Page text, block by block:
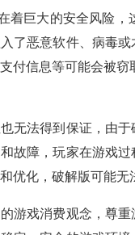
着巨大的安全风险
了恶意软件、病毒
付信息等可能会被
无法得到保证，由
故障，玩家在游戏
优化，破解版可能
游戏消费观念，尊